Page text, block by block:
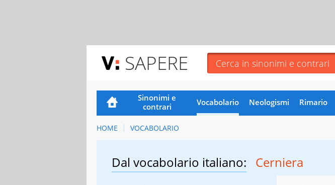
SAPERE
Sinonimi e
contrari
Vocabolario Neologismi Rimario
HOME VOCABOLARIO
Dal vocabolario italiano: Cerniera